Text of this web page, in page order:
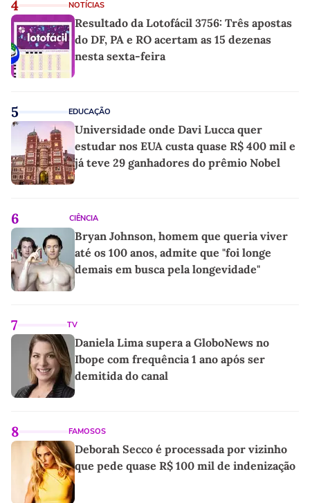
4 NOTÍCIAS
Resultado da Lotofácil 3756: Três apostas
do DF, PA e RO acertam as 15 dezenas
nesta sexta-feira
5 EDUCAÇÃO
Universidade onde Davi Lucca quer
estudar nos EUA custa quase R$ 400 mil e
já teve 29 ganhadores do prêmio Nobel
6 CIÊNCIA
Bryan Johnson, homem que queria viver
até os 100 anos, admite que "foi longe
demais em busca pela longevidade"
7 TV
Daniela Lima supera a GloboNews no
Ibope com frequência 1 ano após ser
demitida do canal
8 FAMOSOS
Deborah Secco é processada por vizinho
que pede quase R$ 100 mil de indenização